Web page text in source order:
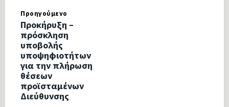
Προηγούμενο
Προκήρυξη –
πρόσκληση
υποβολής
υποψηφιοτήτων
για την πλήρωση
θέσεων
προϊσταμένων
Διεύθυνσης